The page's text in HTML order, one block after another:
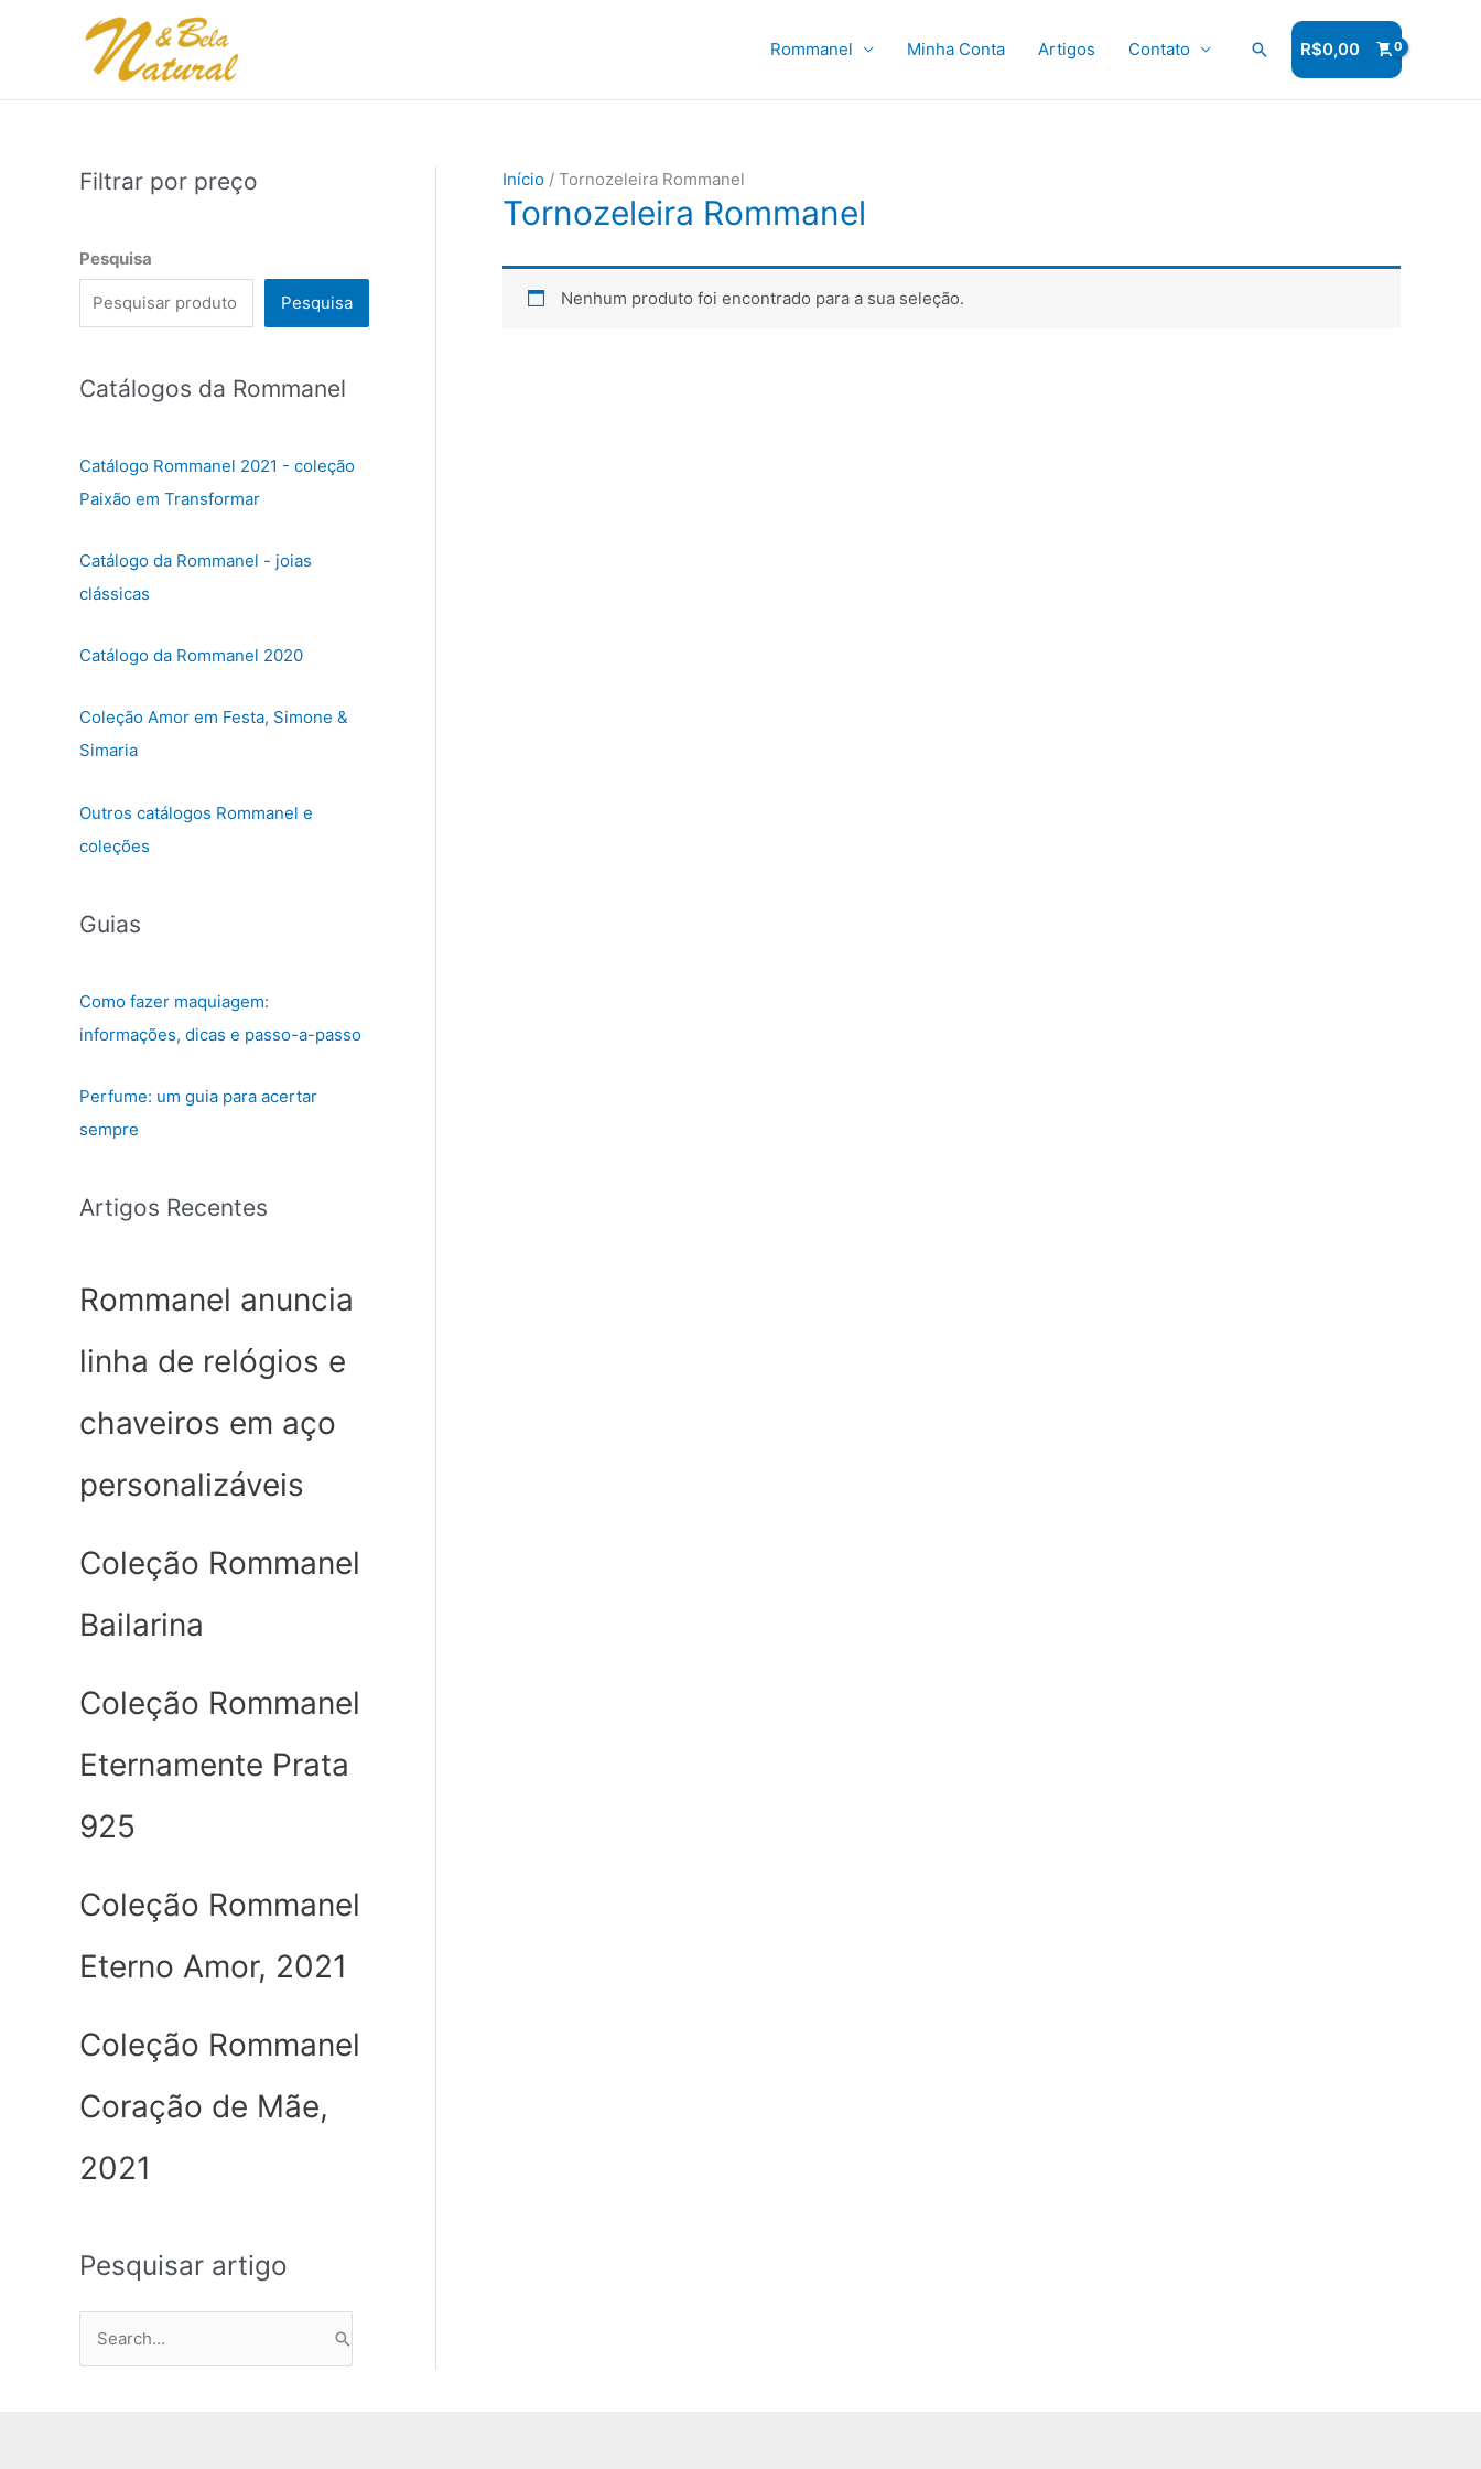
Rommanel Minha Conta Artigos Contato Pesquisar
R$0,00
Filtrar por preço
Pesquisa
Pesquisa
Catálogos da Rommanel
Catálogo Rommanel 2021 - coleção
Paixão em Transformar
Catálogo da Rommanel - joias
clássicas
Catálogo da Rommanel 2020
Coleção Amor em Festa, Simone &
Simaria
Outros catálogos Rommanel e
coleções
Guias
Como fazer maquiagem:
informações, dicas e passo-a-passo
Perfume: um guia para acertar
sempre
Artigos Recentes
Rommanel anuncia
linha de relógios e
chaveiros em aço
personalizáveis
Coleção Rommanel
Bailarina
Coleção Rommanel
Eternamente Prata
925
Coleção Rommanel
Eterno Amor, 2021
Coleção Rommanel
Coração de Mãe,
2021
Pesquisar artigo
Início / Tornozeleira Rommanel
Tornozeleira Rommanel
Nenhum produto foi encontrado para a sua seleção.